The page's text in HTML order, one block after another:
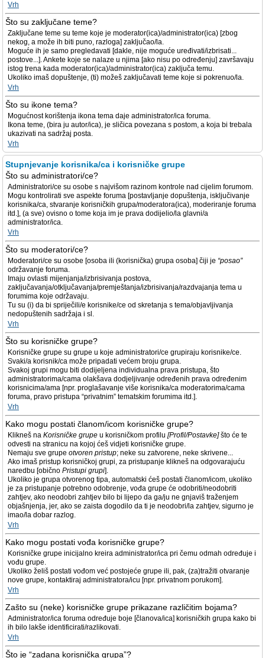
Vrh
Što su zaključane teme?
Zaključane teme su teme koje je moderator(ica)/administrator(ica) [zbog
nekog, a može ih biti puno, razloga] zaključao/la.
Moguće ih je samo pregledavati [dakle, nije moguće uređivati/izbrisati...
postove...]. Ankete koje se nalaze u njima [ako nisu po određenju] završavaju
istog trena kada moderator(ica)/administrator(ica) zaključa temu.
Ukoliko imaš dopuštenje, (ti) možeš zaključavati teme koje si pokrenuo/la.
Vrh
Što su ikone tema?
Mogućnost korištenja ikona tema daje administrator/ica foruma.
Ikona teme, (bira ju autor/ica), je sličica povezana s postom, a koja bi trebala
ukazivati na sadržaj posta.
Vrh
Stupnjevanje korisnika/ca i korisničke grupe
Što su administratori/ce?
Administratori/ce su osobe s najvišom razinom kontrole nad cijelim forumom.
Mogu kontrolirati sve aspekte foruma [postavljanje dopuštenja, isključivanje
korisnika/ca, stvaranje korisničkih grupa/moderatora(ica), moderiranje foruma
itd.], (a sve) ovisno o tome koja im je prava dodijelio/la glavni/a
administrator/ica.
Vrh
Što su moderatori/ce?
Moderatori/ce su osobe [osoba ili (korisnička) grupa osoba] čiji je “posao”
održavanje foruma.
Imaju ovlasti mijenjanja/izbrisivanja postova,
zaključavanja/otključavanja/premještanja/izbrisivanja/razdvajanja tema u
forumima koje održavaju.
Tu su (i) da bi spriječili/e korisnike/ce od skretanja s tema/objavljivanja
nedopuštenih sadržaja i sl.
Vrh
Što su korisničke grupe?
Korisničke grupe su grupe u koje administratori/ce grupiraju korisnike/ce.
Svaki/a korisnik/ca može pripadati većem broju grupa.
Svakoj grupi mogu biti dodijeljena individualna prava pristupa, što
administratorima/cama olakšava dodjeljivanje određenih prava određenim
korisnicima/ama [npr. proglašavanje više korisnika/ca moderatorima/cama
foruma, pravo pristupa “privatnim” tematskim forumima itd.].
Vrh
Kako mogu postati članom/icom korisničke grupe?
Klikneš na Korisničke grupe u korisničkom profilu [Profil/Postavke]što će te
odvesti na stranicu na kojoj ćeš vidjeti korisničke grupe.
Nemaju sve grupe otvoren pristup; neke su zatvorene, neke skrivene...
Ako imaš pristup korisničkoj grupi, za pristupanje klikneš na odgovarajuću
naredbu [obično Pristupi grupi].
Ukoliko je grupa otvorenog tipa, automatski ćeš postati članom/icom, ukoliko
je za pristupanje potrebno odobrenje, vođa grupe će odobriti/neodobriti
zahtjev, ako neodobri zahtjev bilo bi lijepo da ga/ju ne gnjaviš traženjem
objašnjenja, jer, ako se zaista dogodilo da ti je neodobri/la zahtjev, sigurno je
imao/la dobar razlog.
Vrh
Kako mogu postati vođa korisničke grupe?
Korisničke grupe inicijalno kreira administrator/ica pri čemu odmah određuje i
vođu grupe.
Ukoliko želiš postati vođom već postojeće grupe ili, pak, (za)tražiti otvaranje
nove grupe, kontaktiraj administratora/icu [npr. privatnom porukom].
Vrh
Zašto su (neke) korisničke grupe prikazane različitim bojama?
Administrator/ica foruma određuje boje [članova/ica] korisničkih grupa kako bi
ih bilo lakše identificirati/razlikovati.
Vrh
Što je “zadana korisnička grupa”?